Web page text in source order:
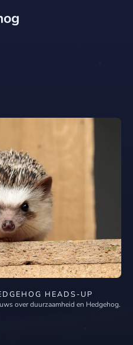
HEADS-UP
over duurzaamheid en Hedgehog.